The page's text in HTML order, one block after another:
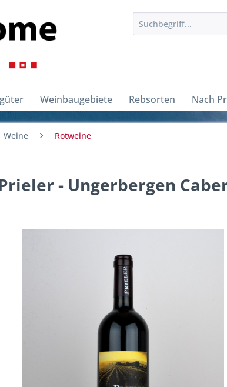
Weinbaugebiete Rebsorten Nach
Weine Rotweine
- Ungerbergen